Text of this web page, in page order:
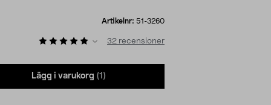
Artikelnr: 51-3260
32 recensioner
Lägg i varukorg (1)